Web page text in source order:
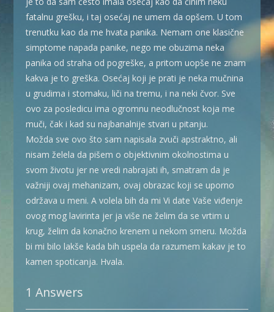
fatalnu grešku, i taj osećaj ne umem da opšem. U tom
trenutku kao da me hvata panika. Nemam one klasične
simptome napada panike, nego me obuzima neka
panika od straha od pogreške, a pritom uopše ne znam
kakva je to greška. Osećaj koji je prati je neka mučnina
u grudima i stomaku, liči na tremu, i na neki čvor. Sve
ovo za posledicu ima ogromnu neodlučnost koja me
muči, čak i kad su najbanalnije stvari u pitanju.
Možda sve ovo što sam napisala zvuči apstraktno, ali
nisam želela da pišem o objektivnim okolnostima u
svom životu jer ne vredi nabrajati ih, smatram da je
važniji ovaj mehanizam, ovaj obrazac koji se uporno
održava u meni. A volela bih da mi Vi date Vaše viđenje
ovog mog lavirinta jer ja više ne želim da se vrtim u
krug, želim da konačno krenem u nekom smeru. Možda
bi mi bilo lakše kada bih uspela da razumem kakav je to
kamen spoticanja. Hvala.
1 Answers